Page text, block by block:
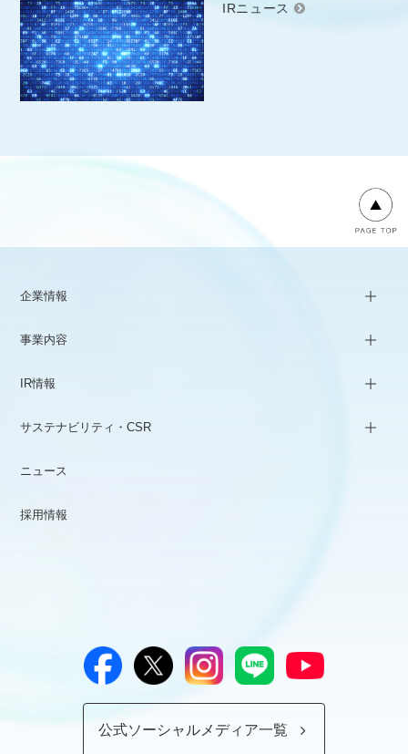
IRニュース
企業情報
事業内容
IR情報
サステナビリティ・CSR
ニュース
採用情報
公式ソーシャルメディア一覧